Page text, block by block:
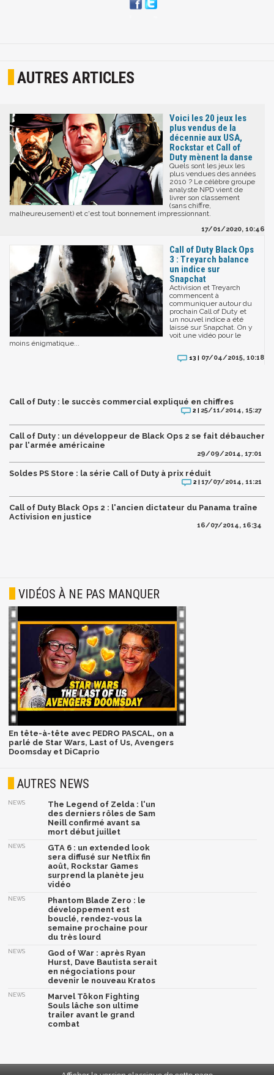
AUTRES ARTICLES
Voici les 20 jeux les
plus vendus de la
décennie aux USA,
Rockstar et Call of
Duty mènent la danse
Quels sont les jeux les
plus vendues des années
2010 ? Le célèbre groupe
analyste NPD vient de
livrer son classement
(sans chiffre,
malheureusement) et c'est tout bonnement impressionnant.
17/01/2020, 10:46
Call of Duty Black Ops
3 : Treyarch balance
un indice sur
Snapchat
Activision et Treyarch
commencent à
communiquer autour du
prochain Call of Duty et
un nouvel indice a été
laissé sur Snapchat. On y
voit une vidéo pour le
moins énigmatique...
13 | 07/04/2015, 10:18
Call of Duty : le succès commercial expliqué en chiffres
2 | 25/11/2014, 15:27
Call of Duty : un développeur de Black Ops 2 se fait débaucher
par l'armée américaine
29/09/2014, 17:01
Soldes PS Store : la série Call of Duty à prix réduit
2 |17/07/2014, 11:21
Call of Duty Black Ops 2 : l'ancien dictateur du Panama traîne
Activision en justice
16/07/2014, 16:34
VIDÉOS À NE PAS MANQUER
En tête-à-tête avec PEDRO PASCAL, on a
parlé de Star Wars, Last of Us, Avengers
Doomsday et DiCaprio
AUTRES NEWS
NEWS
The Legend of Zelda : l'un
des derniers rôles de Sam
Neill confirmé avant sa
mort début juillet
NEWS
GTA 6 : un extended look
sera diffusé sur Netflix fin
août, Rockstar Games
surprend la planète jeu
vidéo
NEWS
Phantom Blade Zero : le
développement est
bouclé, rendez-vous la
semaine prochaine pour
du très lourd
NEWS
God of War : après Ryan
Hurst, Dave Bautista serait
en négociations pour
devenir le nouveau Kratos
NEWS
Marvel Tōkon Fighting
Souls lâche son ultime
trailer avant le grand
combat